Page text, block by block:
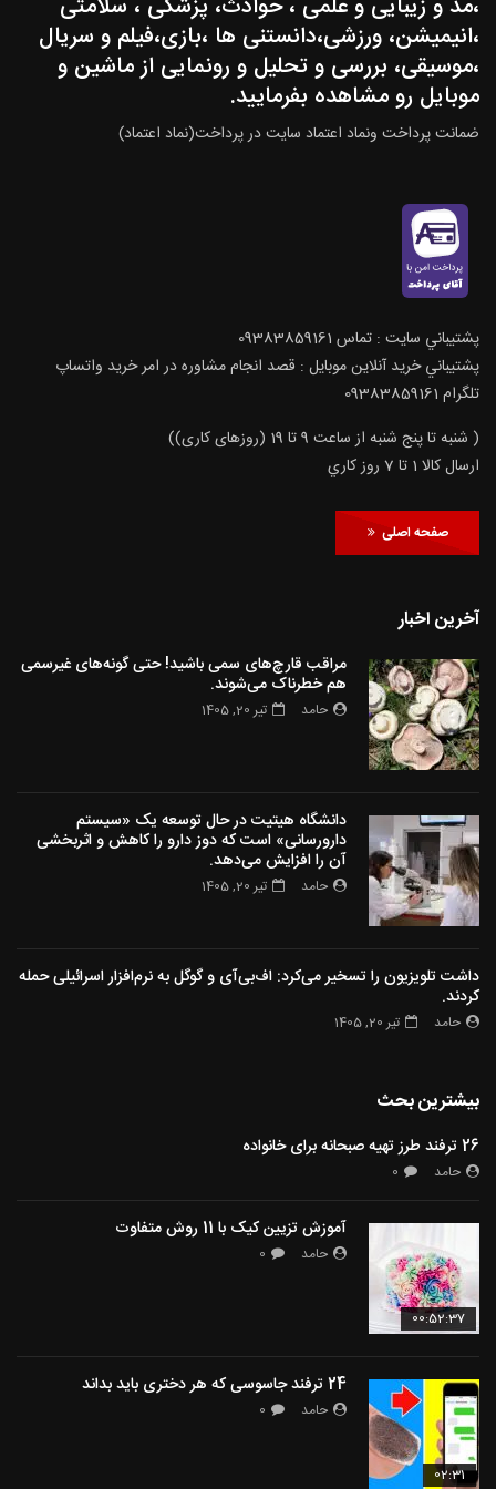
،انیمیشن، ورزشی،دانستنی ها ،بازی،فیلم و سریال
،موسیقی، بررسی و تحلیل و رونمایی از ماشین و
موبایل رو مشاهده بفرمایید.
ضمانت پرداخت ونماد اعتماد سایت در پرداخت(نماد اعتماد)
پشتيباني سايت : تماس 09383859161
پشتيباني خريد آنلاين موبايل : قصد انجام مشاوره در امر خرید واتساپ
تلگرام 09383859161
( شنبه تا پنج شنبه از ساعت 9 تا 19 (روزهای کاری))
ارسال كالا 1 تا 7 روز كاري
صفحه اصلی
آخرین اخبار
مراقب قارچ‌های سمی باشید! حتی گونه‌های غیرسمی
هم خطرناک می‌شوند.
حامد تیر 20, 1405
دانشگاه هیتیت در حال توسعه یک «سیستم
دارورسانی» است که دوز دارو را کاهش و اثربخشی
آن را افزایش می‌دهد.
حامد تیر 20, 1405
داشت تلویزیون را تسخیر می‌کرد: اف‌بی‌آی و گوگل به نرم‌افزار اسرائیلی حمله
کردند.
حامد تیر 20, 1405
بیشترین بحث
26 ترفند طرز تهیه صبحانه برای خانواده
حامد 0
00:52:37
آموزش تزیین کیک با 11 روش متفاوت
حامد 0
02:31
24 ترفند جاسوسی که هر دختری باید بداند
حامد 0